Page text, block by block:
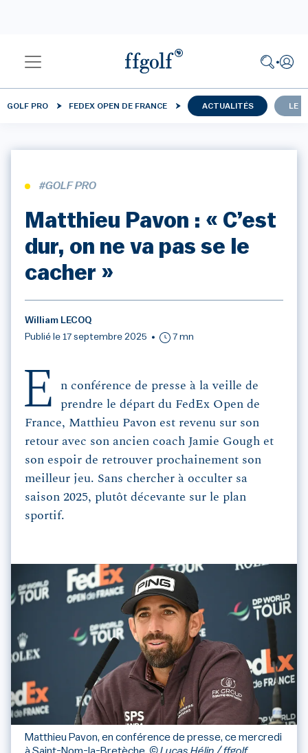
GOLF PRO FEDEX OPEN DE FRANCE ACTUALITÉS LE
#GOLF PRO
Matthieu Pavon : « C’est
dur, on ne va pas se le
cacher »
William LECOQ
Publié le 17 septembre 2025
7 mn
E
n conférence de presse à la veille de
prendre le départ du FedEx Open de
France, Matthieu Pavon est revenu sur son
retour avec son ancien coach Jamie Gough et
son espoir de retrouver prochainement son
meilleur jeu. Sans chercher à occulter sa
saison 2025, plutôt décevante sur le plan
sportif.
Matthieu Pavon, en conférence de presse, ce mercredi